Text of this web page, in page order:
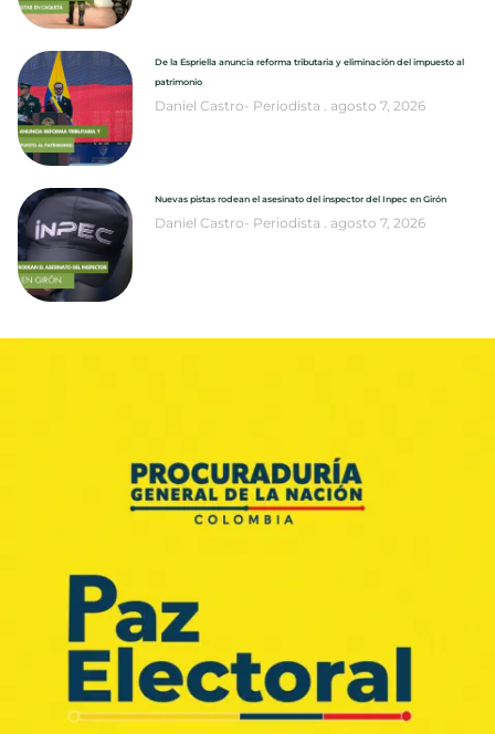
De la Espriella anuncia reforma tributaria y eliminación del impuesto al
patrimonio
Daniel Castro- Periodista agosto 7, 2026
Nuevas pistas rodean el asesinato del inspector del Inpec en Girón
Daniel Castro- Periodista agosto 7, 2026